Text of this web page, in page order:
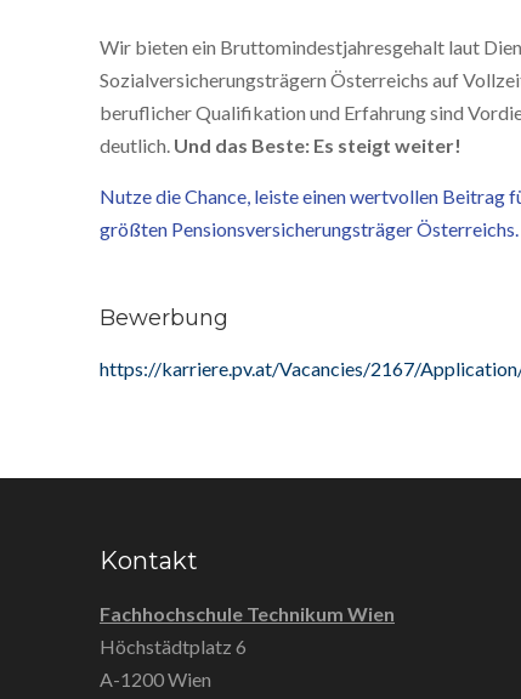
Wir bieten ein Bruttomindestjahresgehalt laut
Sozialversicherungsträgern Österreichs auf
beruflicher Qualifikation und Erfahrung sind
deutlich. Und das Beste: Es steigt weiter!
Nutze die Chance, leiste einen wertvollen Beitrag
größten Pensionsversicherungsträger Österreichs.
Bewerbung
https://karriere.pv.at/Vacancies/2167/
Kontakt
Fachhochschule Technikum Wien
Höchstädtplatz 6
A-1200 Wien